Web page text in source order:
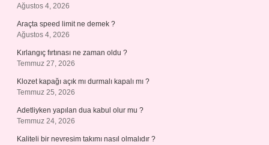
Ağustos 4, 2026
Araçta speed limit ne demek ?
Ağustos 4, 2026
Kırlangıç fırtınası ne zaman oldu ?
Temmuz 27, 2026
Klozet kapağı açık mı durmalı kapalı mı ?
Temmuz 25, 2026
Adetliyken yapılan dua kabul olur mu ?
Temmuz 24, 2026
Kaliteli bir nevresim takımı nasıl olmalıdır ?